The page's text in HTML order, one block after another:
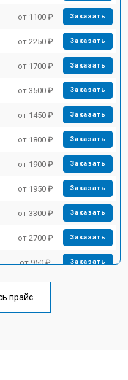
от 1100 ₽ Заказать
от 2250 ₽ Заказать
от 1700 ₽ Заказать
от 3500 ₽ Заказать
от 1450 ₽ Заказать
от 1800 ₽ Заказать
от 1900 ₽ Заказать
от 1950 ₽ Заказать
от 3300 ₽ Заказать
от 2700 ₽ Заказать
от 950 ₽ Заказать
от 3200 ₽
прайс